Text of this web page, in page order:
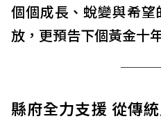
個個成長、蛻變與希
放，更預告下個黃金十
縣府全力支援 從傳